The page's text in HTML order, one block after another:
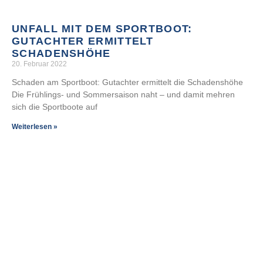
UNFALL MIT DEM SPORTBOOT:
GUTACHTER ERMITTELT
SCHADENSHÖHE
20. Februar 2022
Schaden am Sportboot: Gutachter ermittelt die Schadenshöhe
Die Frühlings- und Sommersaison naht – und damit mehren
sich die Sportboote auf
Weiterlesen »